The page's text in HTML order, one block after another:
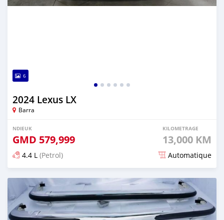
6
2024 Lexus LX
Barra
NDIEUK
GMD 579,999
KILOMETRAGE
13,000 KM
4.4 L (Petrol) Automatique
Dougal na niou ko depuis over 1 years